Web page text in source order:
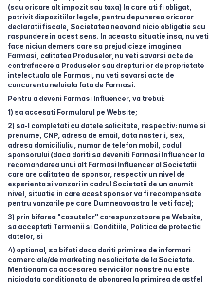
(sau oricare alt impozit sau taxa) la care ati fi obligat,
potrivit dispozitiilor legale, pentru depunerea oricaror
declaratii fiscale, Societatea neavand nicio obligatie sau
raspundere in acest sens. In aceasta situatie insa, nu veti
face niciun demers care sa prejudicieze imaginea
Farmasi, calitatea Produselor, nu veti savarsi acte de
contrafacere a Produselor sau drepturilor de proprietate
intelectuala ale Farmasi, nu veti savarsi acte de
concurenta neloiala fata de Farmasi.
Pentru a deveni Farmasi Influencer, va trebui:
1) sa accesati Formularul pe Website;
2) sa-l completati cu datele solicitate, respectiv: nume si
prenume, CNP, adresa de email, data nasterii, sex,
adresa domiciliuliu, numar de telefon mobil, codul
sponsorului (daca doriti sa deveniti Farmasi Influencer la
recomandarea unui alt Farmasi Influencer al Societatii
care are calitatea de sponsor, respectiv un nivel de
experienta si vanzari in cadrul Societatii de un anumit
nivel, situatie in care acest sponsor va fi recompensate
pentru vanzarile pe care Dumneavoastra le veti face);
3) prin bifarea "casutelor" corespunzatoare pe Website,
sa acceptati Termenii si Conditiile, Politica de protectia
datelor, si
4) optional, sa bifati daca doriti primirea de informari
comerciale/de marketing nesolicitate de la Societate.
Mentionam ca accesarea serviciilor noastre nu este
niciodata conditionata de abonarea la primirea de astfel